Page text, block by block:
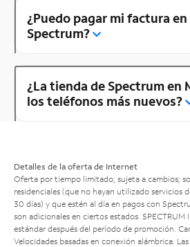
¿Puedo pagar mi factura
Spectrum?
¿La tienda de Spectrum en
los teléfonos más nuevos?
Detalles de la oferta de Internet
Oferta por tiempo limitado; sujeta a cambios;
residenciales (que no hayan utilizado servicios
30 días) y que estén al día en pagos con
son adicionales en ciertos estados. SPECTRUM
estándar después del período de promoción.
Velocidades basadas en conexión alámbrica.